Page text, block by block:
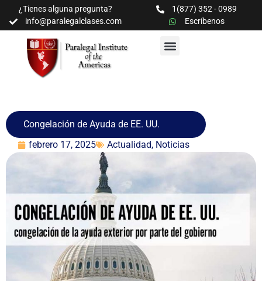
¿Tienes alguna pregunta?
1(877) 352 - 0989
info@paralegalclases.com
Escríbenos
Congelación de Ayuda de EE. UU.
febrero 17, 2025
Actualidad, Noticias